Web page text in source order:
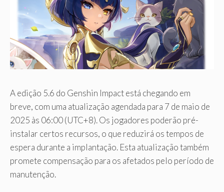
A edição 5.6 do Genshin Impact está chegando em
breve, com uma atualização agendada para 7 de maio de
2025 às 06:00 (UTC+8). Os jogadores poderão pré-
instalar certos recursos, o que reduzirá os tempos de
espera durante a implantação. Esta atualização também
promete compensação para os afetados pelo período de
manutenção.